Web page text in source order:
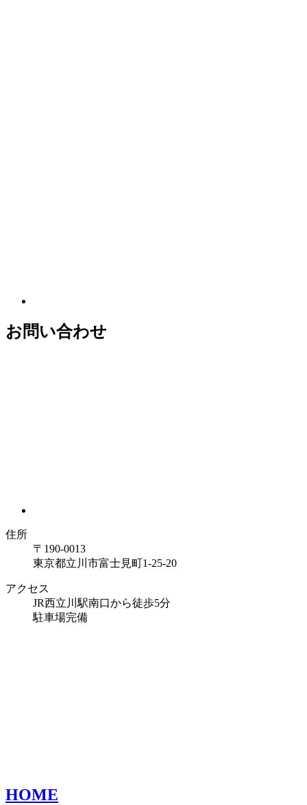
お問い合わせ
住所
〒190-0013
東京都立川市富士見町1-25-20
アクセス
JR西立川駅南口から徒歩5分
駐車場完備
HOME